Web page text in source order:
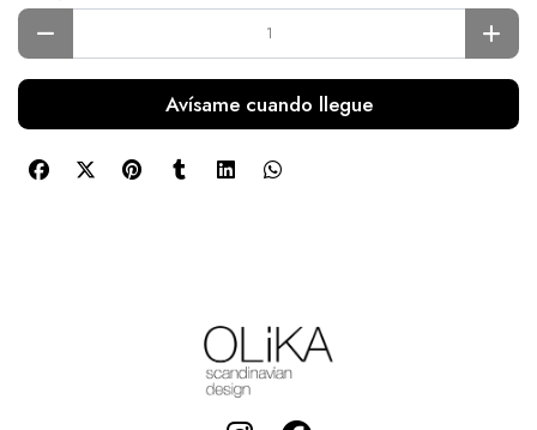
Avísame cuando llegue